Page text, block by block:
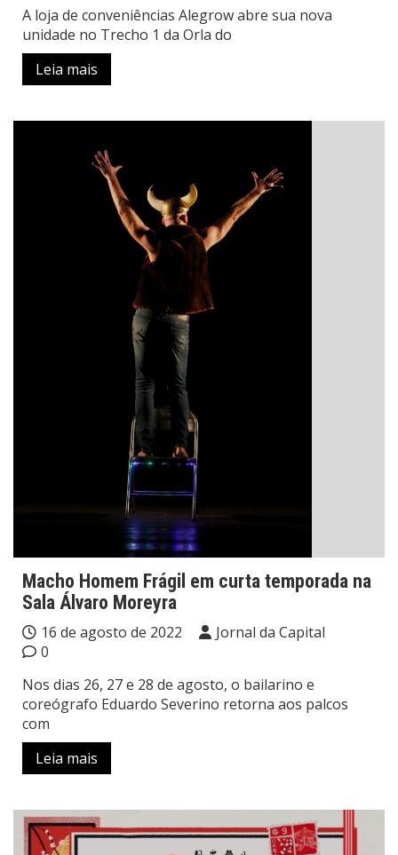
A loja de conveniências Alegrow abre sua nova
unidade no Trecho 1 da Orla do
Leia mais
Macho Homem Frágil em curta temporada na
Sala Álvaro Moreyra
16 de agosto de 2022
Jornal da Capital
0
Nos dias 26, 27 e 28 de agosto, o bailarino e
coreógrafo Eduardo Severino retorna aos palcos
com
Leia mais